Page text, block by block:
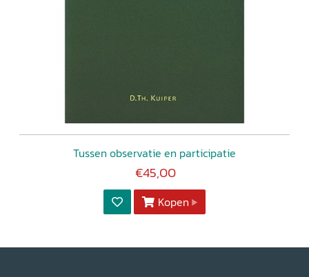
Tussen observatie en participatie
€45,00
Kopen